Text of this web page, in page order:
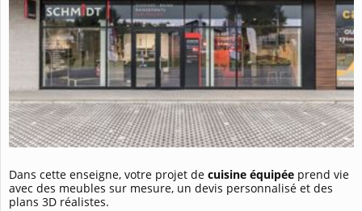
Dans cette enseigne, votre projet de cuisine équipée prend vie
avec des meubles sur mesure, un devis personnalisé et des
plans 3D réalistes.